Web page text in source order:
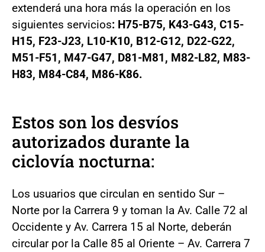
extenderá una hora más la operación en los
siguientes servicios: H75-B75, K43-G43, C15-
H15, F23-J23, L10-K10, B12-G12, D22-G22,
M51-F51, M47-G47, D81-M81, M82-L82, M83-
H83, M84-C84, M86-K86.
Estos son los desvíos
autorizados durante la
ciclovía nocturna:
Los usuarios que circulan en sentido Sur –
Norte por la Carrera 9 y toman la Av. Calle 72 al
Occidente y Av. Carrera 15 al Norte, deberán
circular por la Calle 85 al Oriente – Av. Carrera 7